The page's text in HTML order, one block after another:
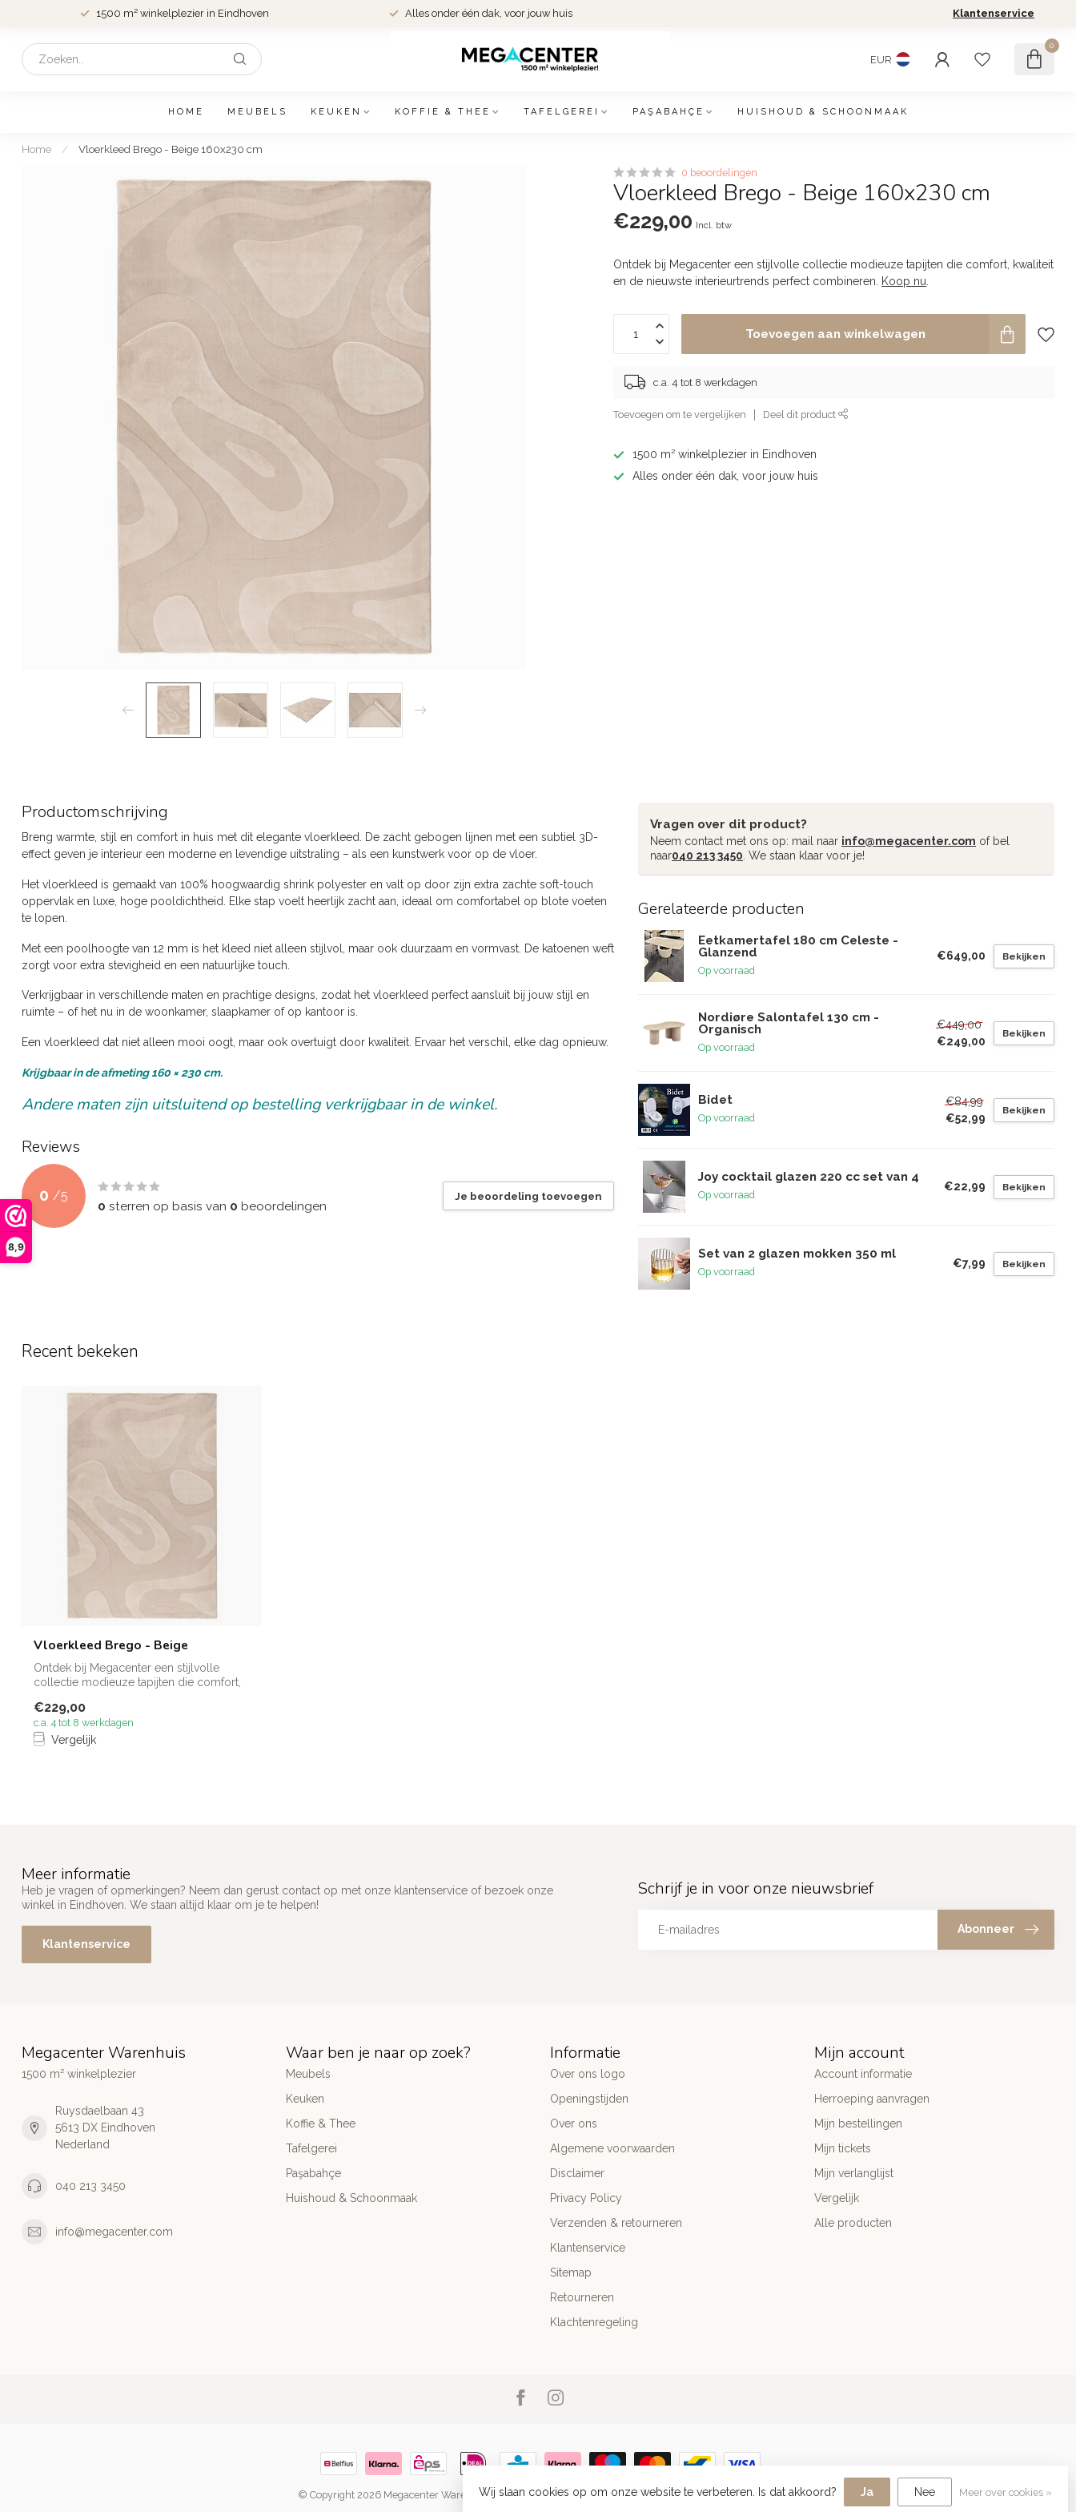
8,9
1500 m² winkelplezier in Eindhoven Alles onder één dak, voor jouw huis Klantenservice
EUR
0
HOME MEUBELS KEUKEN KOFFIE & THEE TAFELGEREI PAŞABAHÇE HUISHOUD & SCHOONMAAK
Home / Vloerkleed Brego - Beige 160x230 cm
0 beoordelingen
Vloerkleed Brego - Beige 160x230 cm
€229,00 Incl. btw
Ontdek bij Megacenter een stijlvolle collectie modieuze tapijten die comfort, kwaliteit
en de nieuwste interieurtrends perfect combineren.
Koop nu
Toevoegen aan winkelwagen
c.a. 4 tot 8 werkdagen
Toevoegen om te vergelijken Deel dit product
1500 m² winkelplezier in Eindhoven
Alles onder één dak, voor jouw huis
Productomschrijving
Breng warmte, stijl en comfort in huis met dit elegante vloerkleed. De zacht gebogen lijnen met een subtiel 3D-
effect geven je interieur een moderne en levendige uitstraling – als een kunstwerk voor op de vloer.
Het vloerkleed is gemaakt van 100% hoogwaardig shrink polyester en valt op door zijn extra zachte soft-touch
oppervlak en luxe, hoge pooldichtheid. Elke stap voelt heerlijk zacht aan, ideaal om comfortabel op blote voeten
te lopen.
Met een poolhoogte van 12 mm is het kleed niet alleen stijlvol, maar ook duurzaam en vormvast. De katoenen weft
zorgt voor extra stevigheid en een natuurlijke touch.
Verkrijgbaar in verschillende maten en prachtige designs, zodat het vloerkleed perfect aansluit bij jouw stijl en
ruimte – of het nu in de woonkamer, slaapkamer of op kantoor is.
Een vloerkleed dat niet alleen mooi oogt, maar ook overtuigt door kwaliteit. Ervaar het verschil, elke dag opnieuw.
Krijgbaar in de afmeting 160 × 230 cm.
Andere maten zijn uitsluitend op bestelling verkrijgbaar in de winkel.
Reviews
0 /5
0 sterren op basis van 0 beoordelingen
Je beoordeling toevoegen
Vragen over dit product?
Neem contact met ons op: mail naar info@megacenter.com of bel
naar040 213 3450 . We staan klaar voor je!
Gerelateerde producten
Eetkamertafel 180 cm Celeste -
Glanzend
Op voorraad
€649,00 Bekijken
Nordiøre Salontafel 130 cm -
Organisch
Op voorraad
€449,00
€249,00
Bekijken
Bidet
Op voorraad
€84,99
€52,99
Bekijken
Joy cocktail glazen 220 cc set van 4
Op voorraad
€22,99 Bekijken
Set van 2 glazen mokken 350 ml
Op voorraad
€7,99 Bekijken
Recent bekeken
Vloerkleed Brego - Beige
Ontdek bij Megacenter een stijlvolle
collectie modieuze tapijten die comfort,
€229,00
c.a. 4 tot 8 werkdagen
Vergelijk
Meer informatie
Heb je vragen of opmerkingen? Neem dan gerust contact op met onze klantenservice of bezoek onze
winkel in Eindhoven. We staan altijd klaar om je te helpen!
Klantenservice
Schrijf je in voor onze nieuwsbrief
Abonneer
Megacenter Warenhuis
1500 m² winkelplezier
Ruysdaelbaan 43
5613 DX Eindhoven
Nederland
040 213 3450
info@megacenter.com
Waar ben je naar op zoek?
Meubels
Keuken
Koffie & Thee
Tafelgerei
Paşabahçe
Huishoud & Schoonmaak
Informatie
Over ons logo
Openingstijden
Over ons
Algemene voorwaarden
Disclaimer
Privacy Policy
Verzenden & retourneren
Klantenservice
Sitemap
Retourneren
Klachtenregeling
Mijn account
Account informatie
Herroeping aanvragen
Mijn bestellingen
Mijn tickets
Mijn verlanglijst
Vergelijk
Alle producten
© Copyright 2026 Megacenter Warenhuis- Powered byLightspeed -Lightspeed designbyDyvelopment
Wij slaan cookies op om onze website te verbeteren. Is dat akkoord? Ja Nee Meer over cookies »